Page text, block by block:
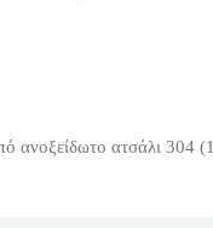
ανοξείδωτο ατσάλι 304